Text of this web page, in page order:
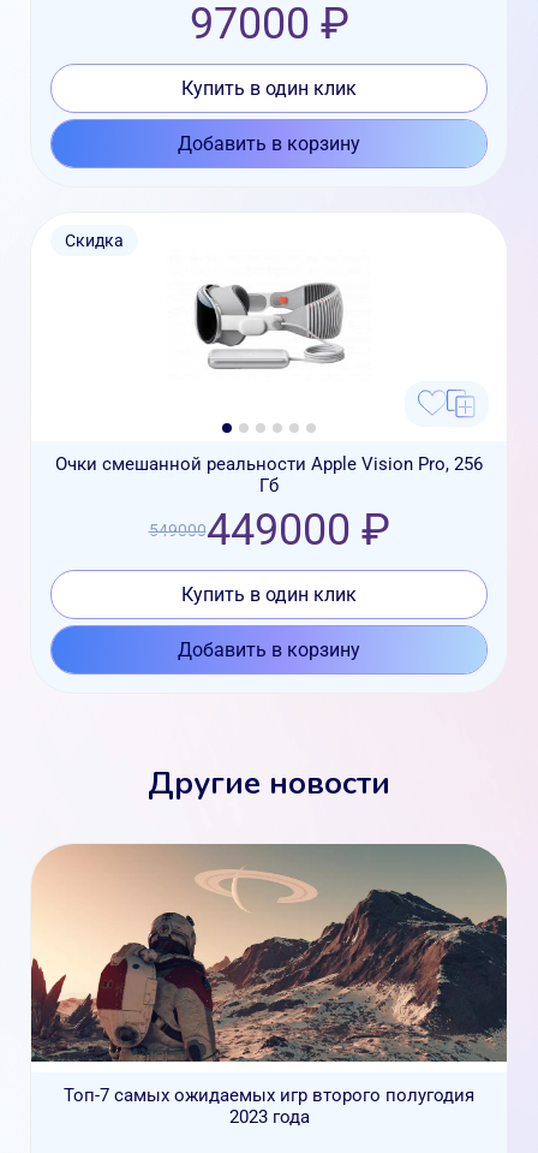
97000 ₽
Купить в один клик
Добавить в корзину
Скидка
Очки смешанной реальности Apple Vision Pro, 256
Гб
549000449000 ₽
Купить в один клик
Добавить в корзину
Другие новости
Топ-7 самых ожидаемых игр второго полугодия
2023 года